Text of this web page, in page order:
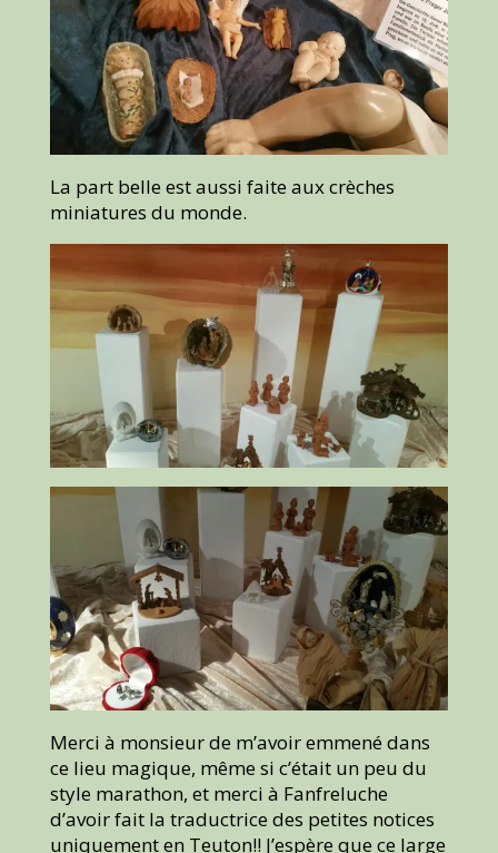
La part belle est aussi faite aux crèches
miniatures du monde.
Merci à monsieur de m’avoir emmené dans
ce lieu magique, même si c’était un peu du
style marathon, et merci à Fanfreluche
d’avoir fait la traductrice des petites notices
uniquement en Teuton!! J’espère que ce large